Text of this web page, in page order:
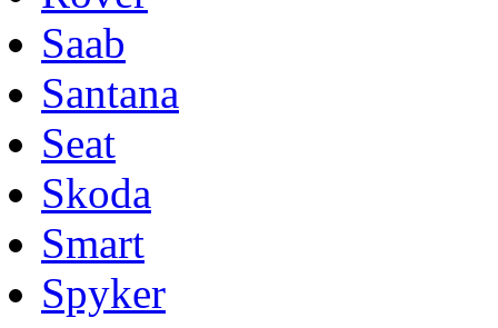
Saab
Santana
Seat
Skoda
Smart
Spyker